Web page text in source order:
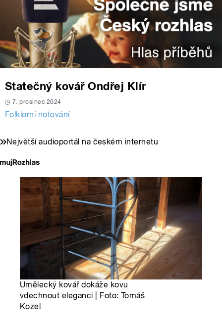
Statečný kovář Ondřej Klír
7. prosinec 2024
Folklorní notování
Největší audioportál na českém internetu
Umělecký kovář dokáže kovu
vdechnout eleganci | Foto: Tomáš
Kozel